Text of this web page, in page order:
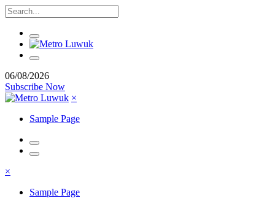
06/08/2026
Subscribe Now
×
Sample Page
×
Sample Page